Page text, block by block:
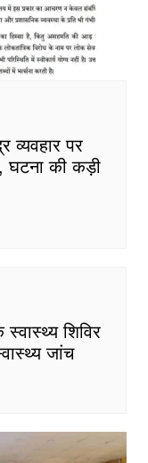
व्यवहार पर
की कड़ी
शिविर
जांच